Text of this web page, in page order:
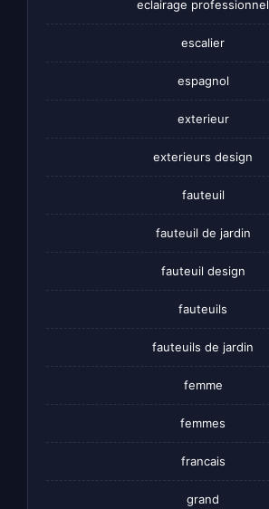
eclairage professionnel
escalier
espagnol
exterieur
exterieurs design
fauteuil
fauteuil de jardin
fauteuil design
fauteuils
fauteuils de jardin
femme
femmes
francais
grand